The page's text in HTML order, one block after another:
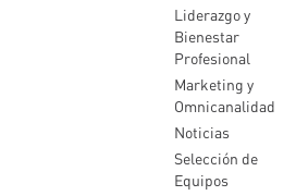
Liderazgo y
Bienestar
Profesional
Marketing y
Omnicanalidad
Noticias
Selección de
Equipos